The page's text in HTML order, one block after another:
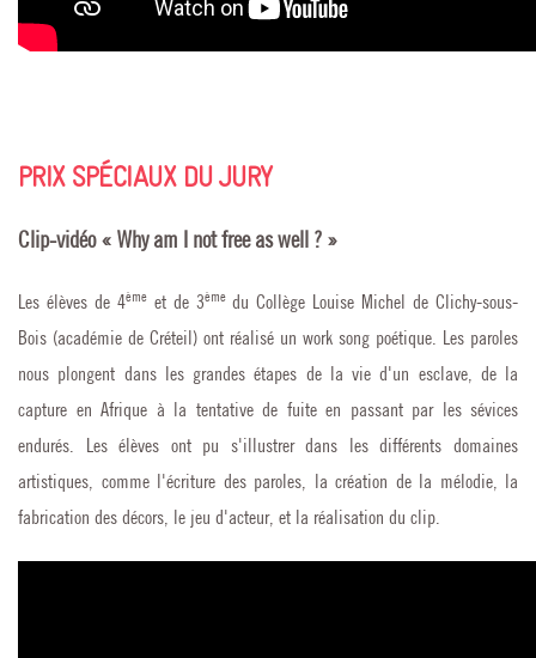
PRIX SPÉCIAUX DU JURY
Clip-vidéo « Why am I not free as well ? »
Les élèves de 4èmeet de 3èmedu Collège Louise Michel de Clichy-sous-
Bois (académie de Créteil) ont réalisé un work song poétique. Les paroles
nous plongent dans les grandes étapes de la vie d'un esclave, de la
capture en Afrique à la tentative de fuite en passant par les sévices
endurés. Les élèves ont pu s'illustrer dans les différents domaines
artistiques, comme l'écriture des paroles, la création de la mélodie, la
fabrication des décors, le jeu d'acteur, et la réalisation du clip.